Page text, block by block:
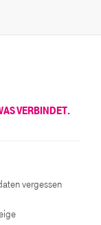
VERBINDET.
vergessen